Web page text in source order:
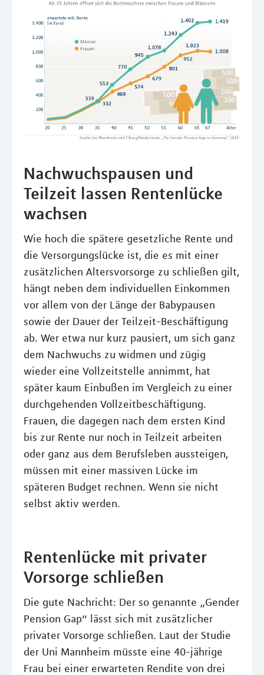
Nachwuchspausen und
Teilzeit lassen Rentenlücke
wachsen
Wie hoch die spätere gesetzliche Rente und
die Versorgungslücke ist, die es mit einer
zusätzlichen Altersvorsorge zu schließen gilt,
hängt neben dem individuellen Einkommen
vor allem von der Länge der Babypausen
sowie der Dauer der Teilzeit-Beschäftigung
ab. Wer etwa nur kurz pausiert, um sich ganz
dem Nachwuchs zu widmen und zügig
wieder eine Vollzeitstelle annimmt, hat
später kaum Einbußen im Vergleich zu einer
durchgehenden Vollzeitbeschäftigung.
Frauen, die dagegen nach dem ersten Kind
bis zur Rente nur noch in Teilzeit arbeiten
oder ganz aus dem Berufsleben aussteigen,
müssen mit einer massiven Lücke im
späteren Budget rechnen. Wenn sie nicht
selbst aktiv werden.
Rentenlücke mit privater
Vorsorge schließen
Die gute Nachricht: Der so genannte „Gender
Pension Gap“ lässt sich mit zusätzlicher
privater Vorsorge schließen. Laut der Studie
der Uni Mannheim müsste eine 40-jährige
Frau bei einer erwarteten Rendite von drei